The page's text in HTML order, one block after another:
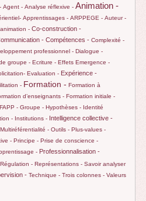
Agent - Analyse réflexive - Animation -
Apprentissages - ARPPEGE - Auteur -
- Co-construction -
- Compétences - Complexité -
professionnel - Dialogue -
groupe - Ecriture - Effets Emergence -
Evaluation - Expérience -
- Formation - Formation à
d’enseignants - Formation initiale -
- Groupe - Hypothèses - Identité
- Institutions - Intelligence collective -
Multiréférentialité - Outils - Plus-values -
- Principe - Prise de conscience -
- Professionnalisation -
Régulation - Représentations - Savoir analyser
- Technique - Trois colonnes - Valeurs